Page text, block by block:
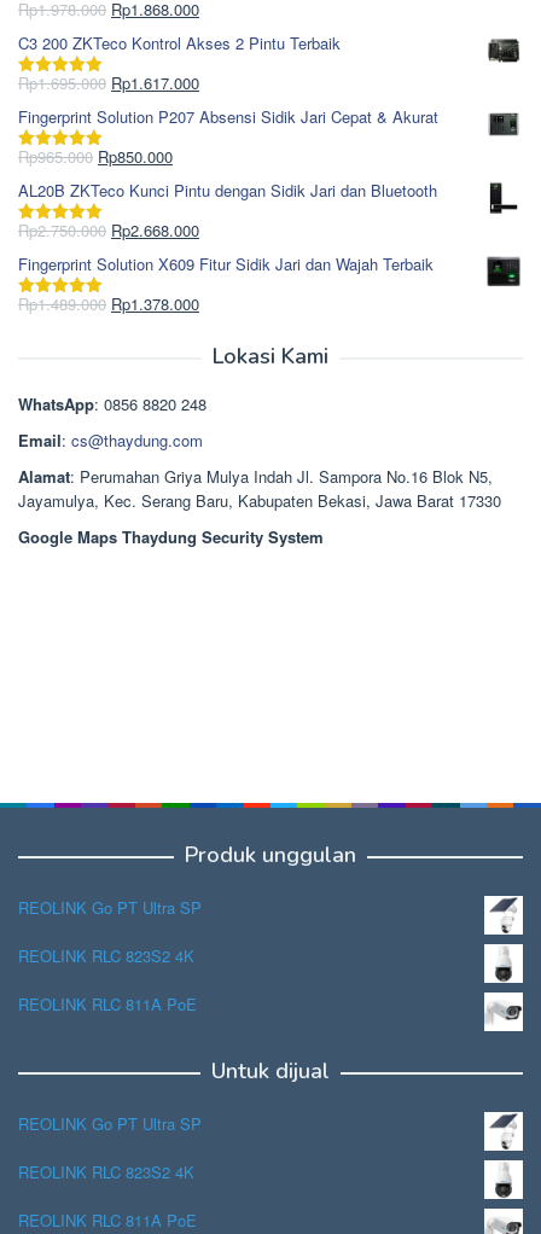
Dinilai5.00
Rp1.978.000 Harga
aslinya
adalah:
Rp1.978.000.
Rp1.868.000Harga
saat
ini
adalah:
C3 200 ZKTeco Kontrol Akses 2 Pintu Terbaik
Dinilai5.00
Rp1.695.000 Harga
aslinya
adalah:
Rp1.695.000.
Rp1.617.000Harga
saat
ini
Fingerprint Solution P207 Absensi Sidik Jari Cepat & Akurat
Dinilai5.00
Rp965.000 Harga
aslinya
adalah:
Rp965.000.
Rp850.000Harga
saat
ini
adalah:
AL20B ZKTeco Kunci Pintu dengan Sidik Jari dan Bluetooth
Dinilai5.00
Rp2.750.000 Harga
aslinya
adalah:
Rp2.750.000.
Rp2.668.000Harga
saat
ini
adalah:
Fingerprint Solution X609 Fitur Sidik Jari dan Wajah Terbaik
Dinilai5.00
Rp1.489.000 Harga
Rp1.378.000Harga
Rp1.378.000.
Lokasi Kami
WhatsApp: 0856 8820 248
Email: cs@thaydung.com
Alamat: Perumahan Griya Mulya Indah Jl. Sampora No.16 Blok N5,
Jayamulya, Kec. Serang Baru, Kabupaten Bekasi, Jawa Barat 17330
Google Maps Thaydung Security System
Produk unggulan
REOLINK Go PT Ultra SP
REOLINK RLC 823S2 4K
REOLINK RLC 811A PoE
Untuk dijual
REOLINK Go PT Ultra SP
REOLINK RLC 823S2 4K
REOLINK RLC 811A PoE